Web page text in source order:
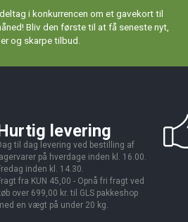
i konkurrencen om et gavekort til
Bliv den første til at få seneste nyt,
og skarpe tilbud.
levering
til dag levering ved bestilling af
lagervarer på hverdage inden kl. 16.00.
inden kl. 14.30.
fra KUN 45,00 - Opnå fri fragt ved
over 699,00 kr. til GLS pakkeshop
en vægt på under 20 kg.